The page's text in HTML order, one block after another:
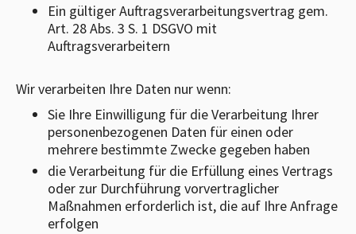
Ein gültiger Auftragsverarbeitungsvertrag gem.
Art. 28 Abs. 3 S. 1 DSGVO mit
Auftragsverarbeitern
Wir verarbeiten Ihre Daten nur wenn:
Sie Ihre Einwilligung für die Verarbeitung Ihrer
personenbezogenen Daten für einen oder
mehrere bestimmte Zwecke gegeben haben
die Verarbeitung für die Erfüllung eines Vertrags
oder zur Durchführung vorvertraglicher
Maßnahmen erforderlich ist, die auf Ihre Anfrage
erfolgen